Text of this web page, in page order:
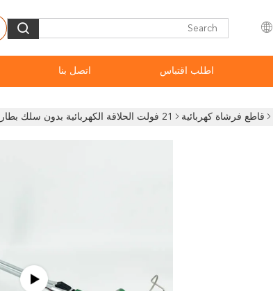
اتصل بنا اطلب اقتباس
قاطع فرشاة كهربائية 21 فولت الحلاقة الكهربائية بدون سلك بطارية الليثيوم حلاقة الحديقة أدوات الحديقة